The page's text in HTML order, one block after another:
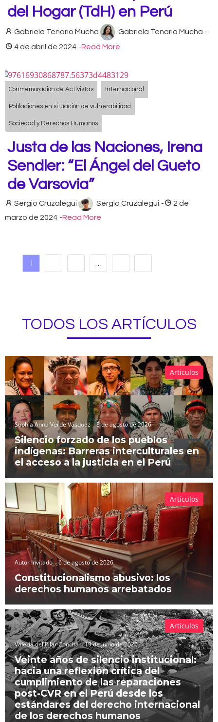
del Hogar (TdH) en Perú
Gabriela Tenorio Mucha Gabriela Tenorio Mucha -
4 de abril de 2024 -Read More
Conmemoración de Activistas Internacional
Poblaciones en situación de vulnerabilidad
Sociedad y Derechos Humanos
Justa de las Naciones, Irena
Sendler: “El Ángel del Gueto
de Varsovia”
Sergio Cruzalegui Sergio Cruzalegui -
2 de
marzo de 2024 -Read More
1
TODOS LOS ARTÍCULOS
Sophia Anna Verde Vásquez 8 de agosto de 2026
Silencio forzado de los pueblos
indígenas: Barreras interculturales en
el acceso a la justicia en el Perú
Artículos
Autor Invitado 6 de agosto de 2026
Constitucionalismo abusivo: los
derechos humanos arrebatados
Artículos
Valeria del Pilar Concha 19 de junio de 2026
Veinte años de silencio institucional:
hacia una reflexión crítica del
cumplimiento de las reparaciones
post-CVR en el Perú desde los
estándares del derecho internacional
de los derechos humanos
Artículos